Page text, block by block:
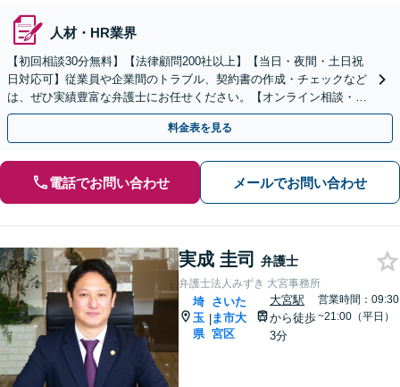
人材・HR業界
【初回相談30分無料】【法律顧問200社以上】【当日・夜間・土日祝
日対応可】従業員や企業間のトラブル、契約書の作成・チェックなど
は、ぜひ実績豊富な弁護士にお任せください。【オンライン相談・電
子契約に対応】
料金表を見る
電話でお問い合わせ メールでお問い合わせ
実成 圭司 弁護士
弁護士法人みずき 大宮事務所
埼
玉
県
|
さいた
ま市大
宮区
大宮駅
から徒歩
3分
営業時間：09:30
~21:00（平日）